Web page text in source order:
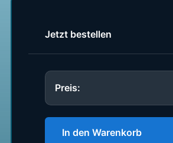
Jetzt bestellen
Preis:
In den Warenkorb